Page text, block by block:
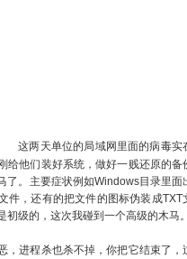
这两天单位的局域网里面的病毒实
给他们装好系统，做好一贱还原的备
了。主要症状例如Windows目录里面
件，还有的把文件的图标伪装成TXT
级的，这次我碰到一个高级的木马
进程杀也杀不掉，你把它结束了，